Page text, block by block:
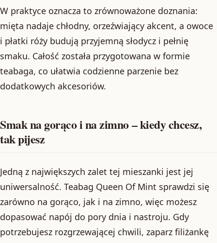
W praktyce oznacza to zrównoważone doznania:
mięta nadaje chłodny, orzeźwiający akcent, a owoce
i płatki róży budują przyjemną słodycz i pełnię
smaku. Całość została przygotowana w formie
teabaga, co ułatwia codzienne parzenie bez
dodatkowych akcesoriów.
Smak na gorąco i na zimno – kiedy chcesz,
tak pijesz
Jedną z największych zalet tej mieszanki jest jej
uniwersalność. Teabag Queen Of Mint sprawdzi się
zarówno na gorąco, jak i na zimno, więc możesz
dopasować napój do pory dnia i nastroju. Gdy
potrzebujesz rozgrzewającej chwili, zaparz filiżankę